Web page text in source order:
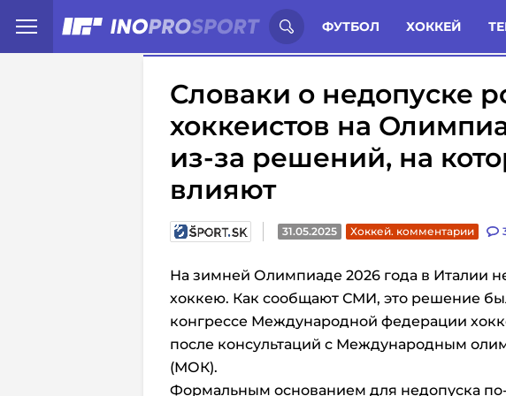
ФУТБОЛ ХОККЕЙ
Иностранцы о спорте России: Статьи Комменты
Словаки о недопуске
хоккеистов на
из-за решений, на
влияют
31.05.2025 Хоккей. комментарии
На зимней Олимпиаде 2026 года в Италии
хоккею. Как сообщают СМИ, это решение
конгрессе Международной федерации
после консультаций с Международным
(МОК).
Формальным основанием для недопуска